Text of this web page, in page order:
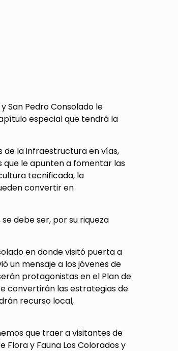
San Pedro Consolado le
especial que tendrá la
de la infraestructura en vías,
que le apunten a fomentar las
tecnificada, la
convertir en
debe ser, por su riqueza
en donde visitó puerta a
un mensaje a los jóvenes de
protagonistas en el Plan de
convertirán las estrategias de
recurso local,
que traer a visitantes de
y Fauna Los Colorados y